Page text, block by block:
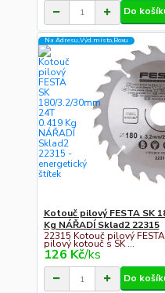
Do
Na Adresu,Výd.místo,Boxu
Kotouč pilový FESTA SK
Kg NÁŘADÍ Sklad2 22315
22315 Kotouč pilový
pilový kotouč s SK ...
126 Kč/ks
Do